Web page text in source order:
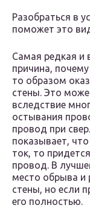
Разобраться в
поможет это
Самая редкая и
причина,
то образом
стены. Это
вследствие
остывания
провод при
показывает,
ток, то
провод. В
место обрыва и
стены, но если
его полностью.